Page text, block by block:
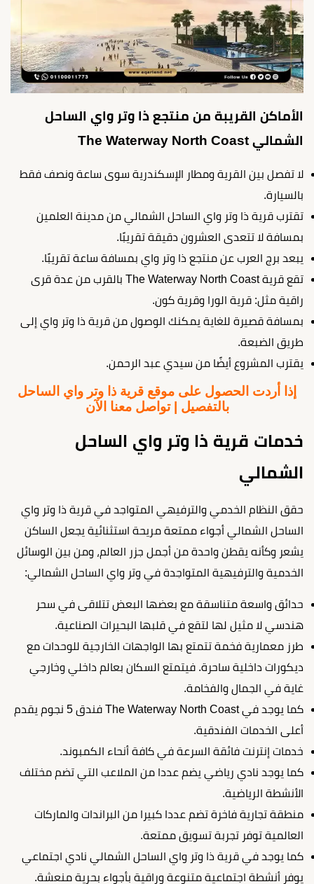
الأماكن القريبة من منتجع ذا وتر واي الساحل
الشمالي The Waterway North Coast
لا تفصل بين القرية ومطار الإسكندرية سوى ساعة ونصف فقط
بالسيارة.
تقترب قرية ذا وتر واي الساحل الشمالي من مدينة العلمين
بمسافة لا تتعدى العشرون دقيقة تقريبًا.
يبعد برج العرب عن منتجع ذا وتر واي بمسافة ساعة تقريبًا.
تقع قرية The Waterway North Coast بالقرب من عدة قرى
راقية مثل: قرية الورا وقرية كون.
بمسافة قصيرة للغاية يمكنك الوصول من قرية ذا وتر واي إلى
طريق الضبعة.
يقترب المشروع أيضًا من سيدي عبد الرحمن.
إذا أردت الحصول على موقع قرية ذا وتر واي الساحل
بالتفصيل | تواصل معنا الآن
خدمات قرية ذا وتر واي الساحل
الشمالي
حقق النظام الخدمي والترفيهي المتواجد في قرية ذا وتر واي
الساحل الشمالي أجواء ممتعة مريحة استثنائية يجعل الساكن
يشعر وكأنه يقطن واحدة من أجمل جزر العالم، ومن بين الوسائل
الخدمية والترفيهية المتواجدة في وتر واي الساحل الشمالي:
حدائق واسعة متناسقة مع بعضها البعض تتلاقى في سحر
هندسي لا مثيل لها لتقع في قلبها البحيرات الصناعية.
طرز معمارية فخمة تتمتع بها الواجهات الخارجية للوحدات مع
ديكورات داخلية ساحرة. فيتمتع السكان بعالم داخلي وخارجي
غاية في الجمال والفخامة.
كما يوجد في The Waterway North Coast فندق 5 نجوم يقدم
أعلى الخدمات الفندقية.
خدمات إنترنت فائقة السرعة في كافة أنحاء الكمبوند.
كما يوجد نادي رياضي يضم عددا من الملاعب التي تضم مختلف
الأنشطة الرياضية.
منطقة تجارية فاخرة تضم عددا كبيرا من البراندات والماركات
العالمية توفر تجربة تسويق ممتعة.
كما يوجد في قرية ذا وتر واي الساحل الشمالي نادي اجتماعي
يوفر أنشطة اجتماعية متنوعة وراقية بأجواء بحرية منعشة.